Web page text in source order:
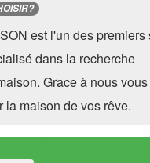
est l'un des premiers
dans la recherche
Grace à nous vous
la maison de vos rêve.